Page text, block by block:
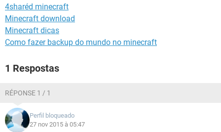
4sharéd minecraft
Minecraft download
Minecraft dicas
Como fazer backup do mundo no minecraft
1 Respostas
RÉPONSE 1 / 1
Perfil bloqueado
27 nov 2015 à 05:47